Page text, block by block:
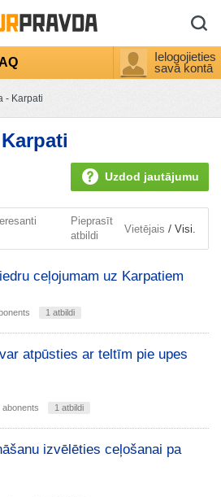
Ielogojieties
savā kontā
- Karpati
Karpati
Uzdod jautājumu
Pieprasīt
atbildi
Vietējais / Visi.
ceļojumam uz Karpatiem
1 atbildi
atpūsties ar teltīm pie upes
abonents 1 atbildi
izvēlēties ceļošanai pa